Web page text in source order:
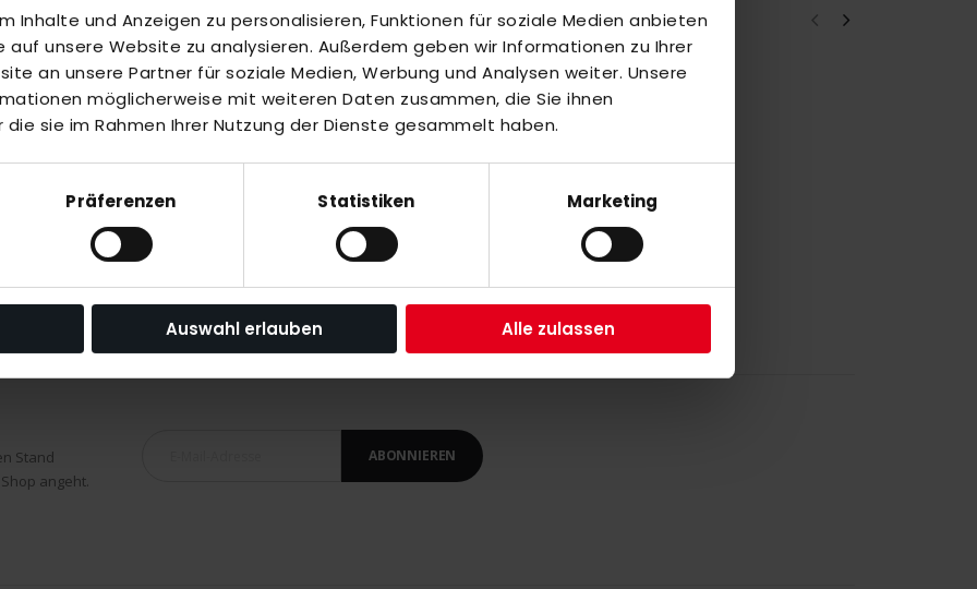
Inhalte und Anzeigen zu personalisieren, Funktionen für soziale Medien anbieten
auf unsere Website zu analysieren. Außerdem geben wir Informationen zu Ihrer
an unsere Partner für soziale Medien, Werbung und Analysen weiter. Unsere
möglicherweise mit weiteren Daten zusammen, die Sie ihnen
sie im Rahmen Ihrer Nutzung der Dienste gesammelt haben.
Präferenzen Statistiken Marketing
Auswahl erlauben Alle zulassen
oderAlle auswählen
Stand
angeht.
ABONNIEREN